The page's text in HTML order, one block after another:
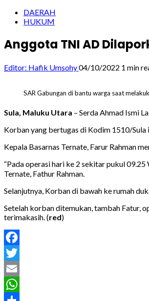
DAERAH
HUKUM
Anggota TNI AD
Editor: Hafik Umsohy04/10/2022 1 min
SAR Gabungan di bantu warga saat
Sula, Maluku Utara – Serda Ahmad Ismi
Korban yang bertugas di Kodim 1510/
Kepala Basarnas Ternate, Farur Rahman
“Pada operasi hari ke 2 sekitar pukul 09.25
Ternate, Fathur Rahman.
Selanjutnya, Korban di bawah ke rumah
Setelah korban ditemukan, tambah Fatur,
terimakasih. (red)
Facebook
Twitter
Email